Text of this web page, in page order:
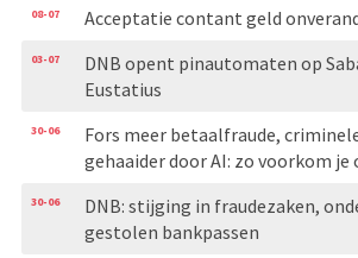
08-07 Acceptatie contant geld
03-07
DNB opent pinautomaten op
Eustatius
30-06
Fors meer betaalfraude,
gehaaider door AI: zo voorkom
30-06
DNB: stijging in fraudezaken,
gestolen bankpassen